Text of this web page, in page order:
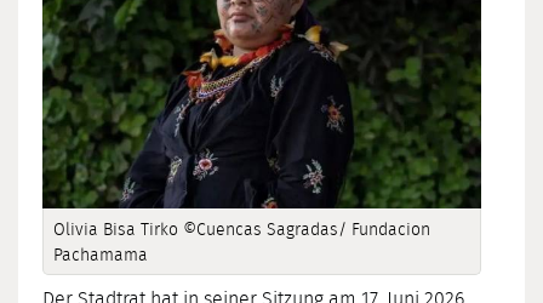
Olivia Bisa Tirko ©Cuencas Sagradas/ Fundacion
Pachamama
Der Stadtrat hat in seiner Sitzung am 17. Juni 2026